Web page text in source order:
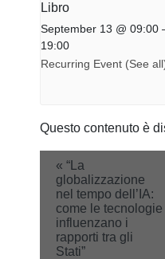
Libro
September 13 @ 09:00
19:00
Recurring Event (See
Questo contenuto è
Event
Navigation
« “La
globalizzazione
nel tempo dell’IA:
come le tecnologie
influenzano i
rapporti tra gli
Stati”